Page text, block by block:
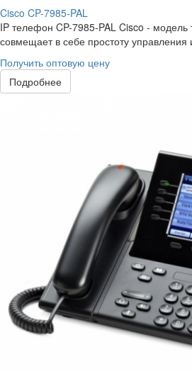
Cisco CP-7985-PAL
IP телефон CP-7985-PAL Cisco - модель
совмещает в себе простоту управления
Получить оптовую цену
Подробнее